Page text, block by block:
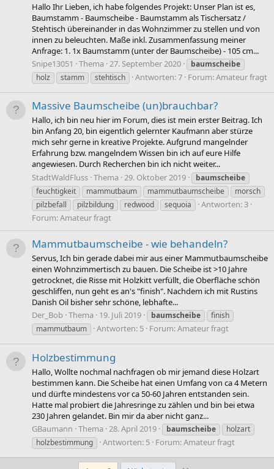
Hallo Ihr Lieben, ich habe folgendes Projekt: Unser Plan ist es,
Baumstamm - Baumscheibe - Baumstamm als Tischersatz /
Stehtisch übereinander in das Wohnzimmer zu stellen und von
innen zu beleuchten. Maße inkl. Zusammenfassung meiner
Anfrage: 1. 1x Baumstamm (unter der Baumscheibe) - 105 cm...
Snipe13051
Thema 27. September 2020
baumscheibe
holz
stamm stehtisch Antworten: 7 Forum:Amateur fragt
Massive Baumscheibe (un)brauchbar?
Hallo, ich bin neu hier im Forum, dies ist mein erster Beitrag. Ich
bin Anfang 20, bin eigentlich gelernter Kaufmann aber stürze
mich sehr gerne in kreative Projekte. Aufgrund mangelnder
Erfahrung bzw. mangelndem Wissen bin ich auf eure Hilfe
angewiesen. Durch Recherchen bin ich nicht weiter...
StadtWaldFluss Thema 29. Oktober 2019
baumscheibe
feuchtigkeit
mammutbaum mammutbaumscheibe
morsch
pilzbefall
pilzbildung redwood sequoia
Antworten: 3
Forum:Amateur fragt
Mammutbaumscheibe - wie behandeln?
Servus, Ich bin gerade dabei mir aus einer Mammutbaumscheibe
einen Wohnzimmertisch zu bauen. Die Scheibe ist >10 Jahre
getrocknet, die Risse mit Holzkitt verfüllt, die Oberfläche schön
geschliffen, nun geht es an's "finish". Nachdem ich mit Rustins
Danish Oil bisher sehr schöne, lebhafte...
Der_Bob Thema 19. Juli 2019 baumscheibe
finish
mammutbaum
Antworten: 5 Forum:Amateur fragt
Holzbestimmung
Hallo, Wollte nochmal nachfragen ob mir jemand diese Holzart
bestimmen kann. Die Scheibe hat einen Umfang von ca 4 Metern
und dürfte mindestens vor ca 50-60 Jahren entstanden sein.
Hatte mal probiert die Jahresringe zu zählen und bin bei etwa
230 Jahren gelandet. Bin mir da aber nicht ganz...
GBaumann Thema 28. April 2019 baumscheibe
holzart
holzbestimmung
Antworten: 5 Forum:Amateur fragt